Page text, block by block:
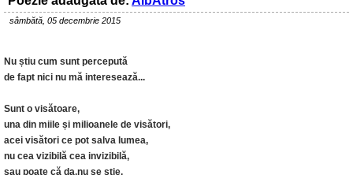
sâmbătă, 05 decembrie 2015
Nu știu cum sunt percepută
de fapt nici nu mă interesează...
Sunt o visătoare,
una din miile și milioanele de visători,
acei visători ce pot salva lumea,
nu cea vizibilă cea invizibilă,
sau poate că da,nu se știe,